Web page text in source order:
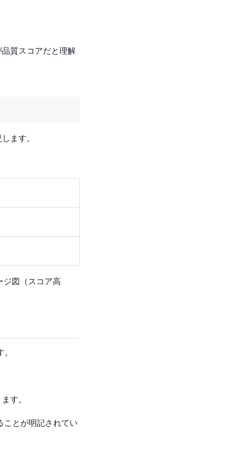
質スコアだと理解
ます。
ジ図（スコア高
す。
ことが明記されてい